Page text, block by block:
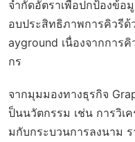
จำกัดอัตราเพื่อปกป้องข้อ
อบประสิทธิภาพการคิวรีด้
ayground เนื่องจากการ
กร
จากมุมมองทางธุรกิจ
ป็นนวัตกรรม เช่น การวิเ
มกับกระบวนการลงนาม